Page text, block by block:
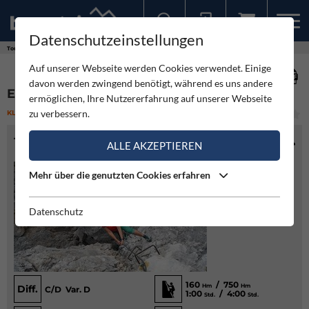
Touren
ELFER NORDWAND - KLETTERSTEIG
KLETTERSTEIG MITTEL
TOURENINFO
Diff. C/D Var. D 160 Hm / 750 Hm
1:00 Std. / 4:00 Std.
Datenschutzeinstellungen
Auf unserer Webseite werden Cookies verwendet. Einige
davon werden zwingend benötigt, während es uns andere
ermöglichen, Ihre Nutzererfahrung auf unserer Webseite
zu verbessern.
ALLE AKZEPTIEREN
Mehr über die genutzten Cookies erfahren
Datenschutz